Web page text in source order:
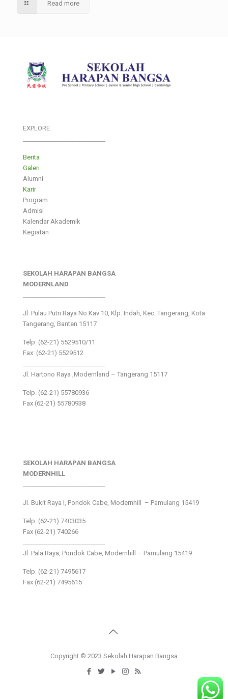
Read more
EXPLORE
Berita
Galeri
Alumni
Karir
Program
Admisi
Kalendar Akademik
Kegiatan
SEKOLAH HARAPAN BANGSA
MODERNLAND
Jl. Pulau Putri Raya No.Kav 10, Klp. Indah, Kec. Tangerang, Kota
Tangerang, Banten 15117
Telp: (62-21) 5529510/11
Fax: (62-21) 5529512
Jl. Hartono Raya ,Modernland – Tangerang 15117
Telp. (62-21) 55780936
Fax (62-21) 55780938
SEKOLAH HARAPAN BANGSA
MODERNHILL
Jl. Bukit Raya I, Pondok Cabe, Modernhill – Pamulang 15419
Telp. (62-21) 7403035
Fax (62-21) 740266
Jl. Pala Raya, Pondok Cabe, Modernhill – Pamulang 15419
Telp. (62-21) 7495617
Fax (62-21) 7495615
Copyright © 2023 Sekolah Harapan Bangsa